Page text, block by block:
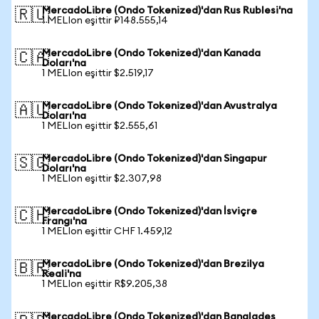
🇷🇺MercadoLibre (Ondo Tokenized)'dan Rus Rublesi'na
1 MELIon eşittir ₽148.555,14
🇨🇦MercadoLibre (Ondo Tokenized)'dan Kanada
Doları'na
1 MELIon eşittir $2.519,17
🇦🇺MercadoLibre (Ondo Tokenized)'dan Avustralya
Doları'na
1 MELIon eşittir $2.555,61
🇸🇬MercadoLibre (Ondo Tokenized)'dan Singapur
Doları'na
1 MELIon eşittir $2.307,98
🇨🇭MercadoLibre (Ondo Tokenized)'dan İsviçre
Frangı'na
1 MELIon eşittir CHF 1.459,12
🇧🇷MercadoLibre (Ondo Tokenized)'dan Brezilya
Reali'na
1 MELIon eşittir R$9.205,38
MercadoLibre (Ondo Tokenized)'dan Bangladeş